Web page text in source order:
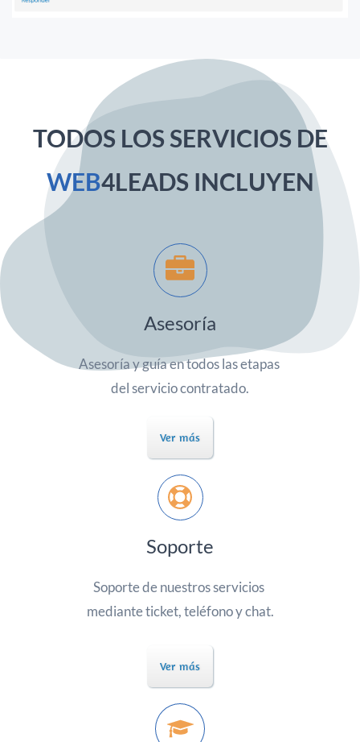
TODOS LOS SERVICIOS DE
WEB4LEADS INCLUYEN
Asesoría
Asesoría yguíaen todos las etapas
del servicio contratado.
Ver más
Soporte
Soporte de nuestros servicios
mediante ticket, teléfono y chat.
Ver más